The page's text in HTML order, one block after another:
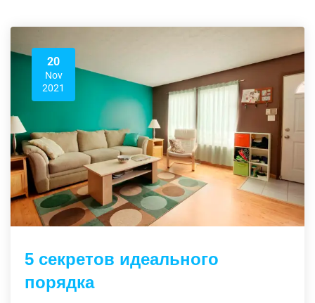
20
Nov
2021
5 секретов идеального
порядка